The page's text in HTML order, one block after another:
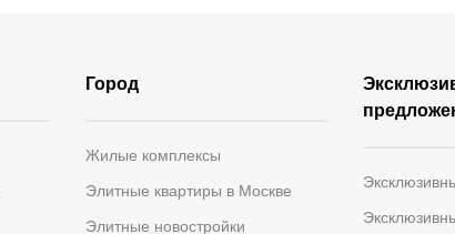
Город
Жилые комплексы
Элитные квартиры в Москве
Элитные новостройки